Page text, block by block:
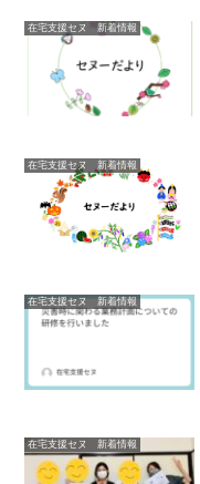
在宅支援セヌ 新着情報
在宅支援セヌ 新着情報
在宅支援セヌ 新着情報
在宅支援セヌ 新着情報